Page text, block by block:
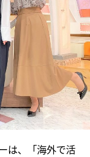
は、「海外で活